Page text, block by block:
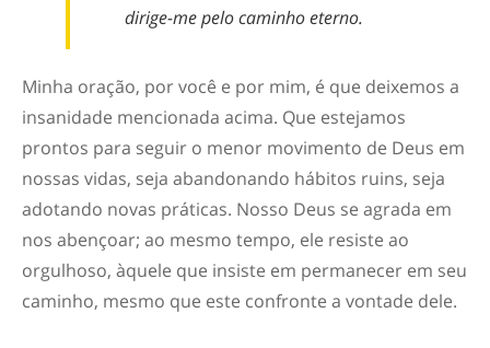
dirige-me pelo caminho eterno.
Minha oração, por você e por mim, é que deixemos a
insanidade mencionada acima. Que estejamos
prontos para seguir o menor movimento de Deus em
nossas vidas, seja abandonando hábitos ruins, seja
adotando novas práticas. Nosso Deus se agrada em
nos abençoar; ao mesmo tempo, ele resiste ao
orgulhoso, àquele que insiste em permanecer em seu
caminho, mesmo que este confronte a vontade dele.